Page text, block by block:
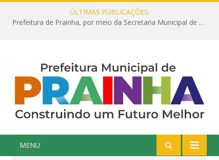
ÚLTIMAS PUBLICAÇÕES:
Prefeitura de Prainha, por meio da Secretaria Municipal de Educação, abre 354 vagas na área da Educação para 2025 com processo seletivo simplificado
MENU